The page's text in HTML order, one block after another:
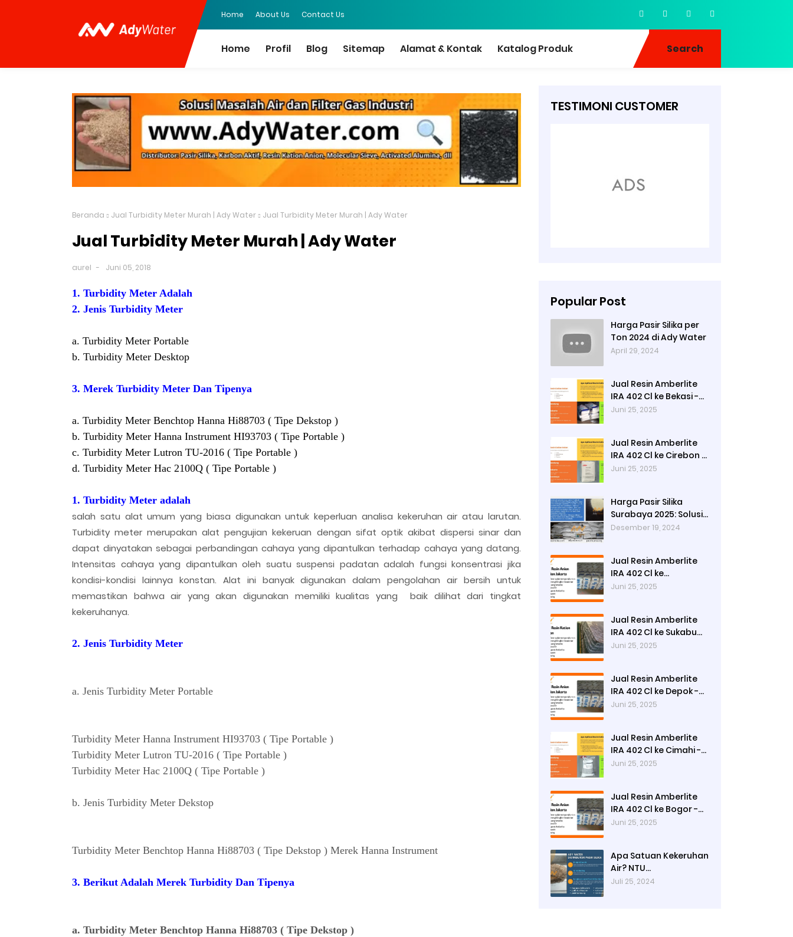
Home About Us Contact Us
Home Profil Blog Sitemap Alamat & Kontak Katalog Produk Search
Beranda Jual Turbidity Meter Murah | Ady Water Jual Turbidity Meter Murah | Ady Water
Jual Turbidity Meter Murah | Ady Water
aurel Juni 05, 2018
1. Turbidity Meter Adalah
2. Jenis Turbidity Meter
a. Turbidity Meter Portable
b. Turbidity Meter Desktop
3. Merek Turbidity Meter Dan Tipenya
a. Turbidity Meter Benchtop Hanna Hi88703 ( Tipe Dekstop )
b. Turbidity Meter Hanna Instrument HI93703 ( Tipe Portable )
c. Turbidity Meter Lutron TU-2016 ( Tipe Portable )
d. Turbidity Meter Hac 2100Q ( Tipe Portable )
1. Turbidity Meter adalah
salah satu alat umum yang biasa digunakan untuk keperluan analisa kekeruhan air atau larutan.
Turbidity meter merupakan alat pengujian kekeruan dengan sifat optik akibat dispersi sinar dan
dapat dinyatakan sebagai perbandingan cahaya yang dipantulkan terhadap cahaya yang datang.
Intensitas cahaya yang dipantulkan oleh suatu suspensi padatan adalah fungsi konsentrasi jika
kondisi-kondisi lainnya konstan. Alat ini banyak digunakan dalam pengolahan air bersih untuk
memastikan bahwa air yang akan digunakan memiliki kualitas yang baik dilihat dari tingkat
kekeruhanya.
2. Jenis Turbidity Meter
a. Jenis Turbidity Meter Portable
Turbidity Meter Hanna Instrument HI93703 ( Tipe Portable )
Turbidity Meter Lutron TU-2016 ( Tipe Portable )
Turbidity Meter Hac 2100Q ( Tipe Portable )
b. Jenis Turbidity Meter Dekstop
Turbidity Meter Benchtop Hanna Hi88703 ( Tipe Dekstop ) Merek Hanna Instrument
3. Berikut Adalah Merek Turbidity Dan Tipenya
a. Turbidity Meter Benchtop Hanna Hi88703 ( Tipe Dekstop )
TESTIMONI CUSTOMER
Popular Post
Harga Pasir Silika per
Ton 2024 di Ady Water
April 29, 2024
Jual Resin Amberlite
IRA 402 Cl ke Bekasi -
Ady Water
Juni 25, 2025
Jual Resin Amberlite
IRA 402 Cl ke Cirebon -
Ady Water
Juni 25, 2025
Harga Pasir Silika
Surabaya 2025: Solusi
Filter Air untuk Industri
Desember 19, 2024
Jual Resin Amberlite
IRA 402 Cl ke
Tasikmalaya - Ady
Juni 25, 2025
Jual Resin Amberlite
IRA 402 Cl ke Sukabumi
- Ady Water
Juni 25, 2025
Jual Resin Amberlite
IRA 402 Cl ke Depok -
Ady Water
Juni 25, 2025
Jual Resin Amberlite
IRA 402 Cl ke Cimahi -
Ady Water
Juni 25, 2025
Jual Resin Amberlite
IRA 402 Cl ke Bogor -
Ady Water
Juni 25, 2025
Apa Satuan Kekeruhan
Air? NTU
(Nephelometric
Juli 25, 2024